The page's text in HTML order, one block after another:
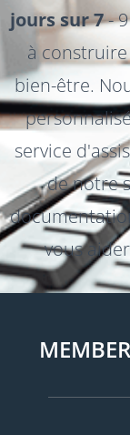
jours sur 7-
à
bien-être.
service
de notre
vous